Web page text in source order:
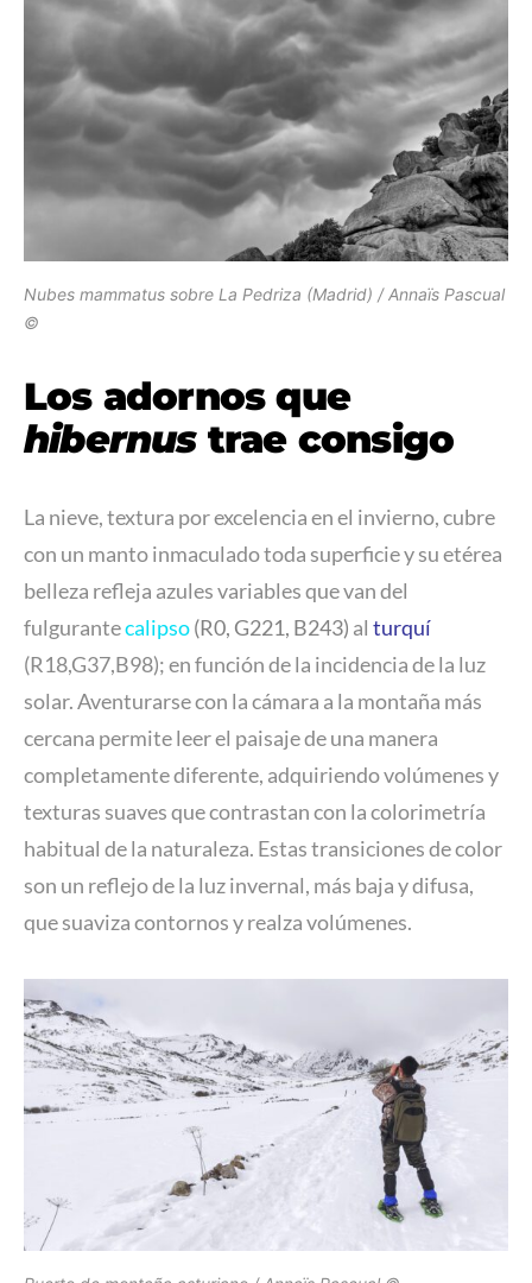
Nubes mammatus sobre La Pedriza (Madrid) / Annaïs Pascual
©
Los adornos que
hibernustrae consigo
La nieve, textura por excelencia en el invierno, cubre
con un manto inmaculado toda superficie y su etérea
belleza refleja azules variables que van del
fulgurantecalipso(R0, G221, B243) al turquí
(R18,G37,B98); en función de la incidencia de la luz
solar. Aventurarse con la cámara a la montaña más
cercana permite leer el paisaje de una manera
completamente diferente, adquiriendo volúmenes y
texturas suaves que contrastan con la colorimetría
habitual de la naturaleza. Estas transiciones de color
son un reflejo de la luz invernal, más baja y difusa,
que suaviza contornos y realza volúmenes.